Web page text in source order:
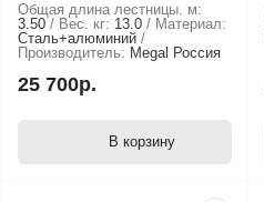
Общая длина лестницы. м:
3.50
Вес. кг: 13.0
Материал:
Сталь+алюминий
Производитель: Megal Россия
25 700р.
В корзину